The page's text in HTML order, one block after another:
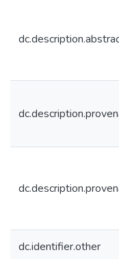
dc.identifier.other